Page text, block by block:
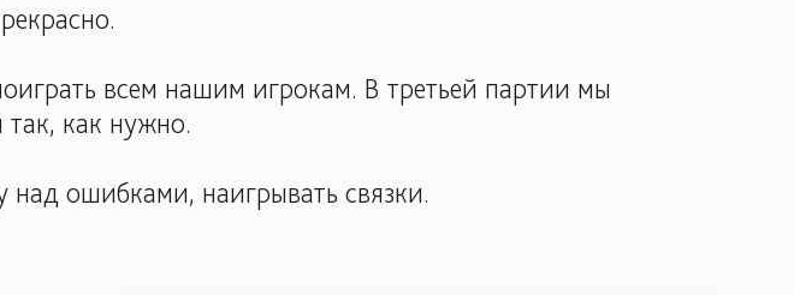
всем нашим игрокам. В третьей партии мы
как нужно.
ошибками, наигрывать связки.